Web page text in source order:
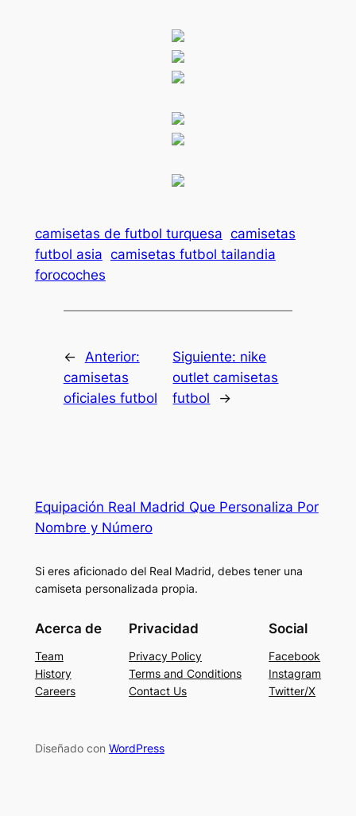
camisetas de futbol turquesa camisetas
futbol asia camisetas futbol tailandia
forocoches
← Anterior:
camisetas
oficiales futbol
Siguiente: nike
outlet camisetas
futbol
→
Equipación Real Madrid Que Personaliza Por
Nombre y Número
Si eres aficionado del Real Madrid, debes tener una
camiseta personalizada propia.
Acerca de
Team
History
Careers
Privacidad
Privacy Policy
Terms and Conditions
Contact Us
Social
Facebook
Instagram
Twitter/X
Diseñado con WordPress